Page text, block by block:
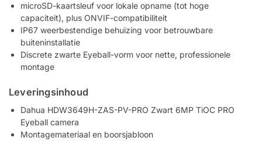
microSD-kaartsleuf voor lokale opname (tot hoge
capaciteit), plus ONVIF-compatibiliteit
IP67 weerbestendige behuizing voor betrouwbare
buiteninstallatie
Discrete zwarte Eyeball-vorm voor nette, professionele
montage
Leveringsinhoud
Dahua HDW3649H-ZAS-PV-PRO Zwart 6MP TiOC PRO
Eyeball camera
Montagemateriaal en boorsjabloon